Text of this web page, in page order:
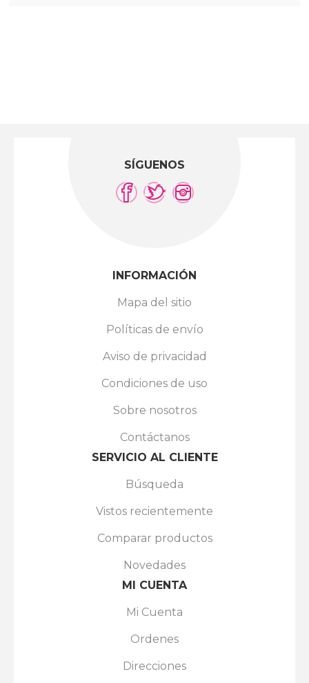
SÍGUENOS
INFORMACIÓN
Mapa del sitio
Políticas de envío
Aviso de privacidad
Condiciones de uso
Sobre nosotros
Contáctanos
SERVICIO AL CLIENTE
Búsqueda
Vistos recientemente
Comparar productos
Novedades
MI CUENTA
Mi Cuenta
Ordenes
Direcciones